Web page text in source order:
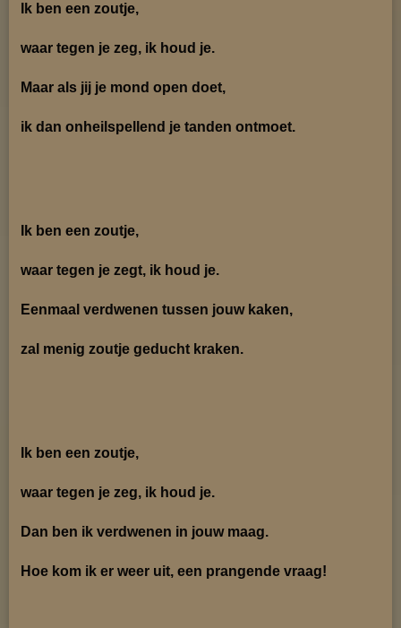
Ik ben een zoutje,
waar tegen je zeg, ik houd je.
Maar als jij je mond open doet,
ik dan onheilspellend je tanden ontmoet.
Ik ben een zoutje,
waar tegen je zegt, ik houd je.
Eenmaal verdwenen tussen jouw kaken,
zal menig zoutje geducht kraken.
Ik ben een zoutje,
waar tegen je zeg, ik houd je.
Dan ben ik verdwenen in jouw maag.
Hoe kom ik er weer uit, een prangende vraag!